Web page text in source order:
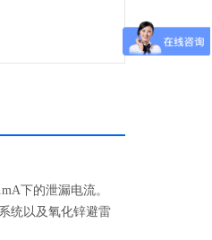
下的泄漏电流。
统以及氧化锌避雷